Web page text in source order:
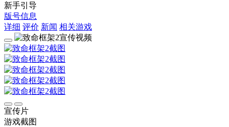
新手引导
版号信息
详细 评价 新闻 相关游戏
宣传片
游戏截图